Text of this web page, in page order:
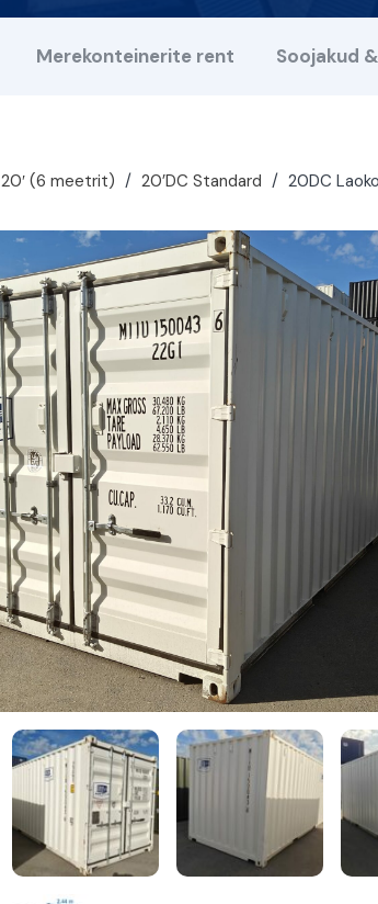
Merekonteinerite rent Soojakud
20′ (6 meetrit) / 20’DC Standard / 20DC